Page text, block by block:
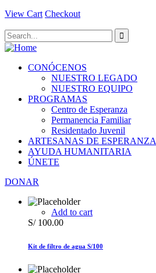
View Cart Checkout
CONÓCENOS
NUESTRO LEGADO
NUESTRO EQUIPO
PROGRAMAS
Centro de Esperanza
Permanencia Familiar
Residentado Juvenil
ARTESANAS DE ESPERANZA
AYUDA HUMANITARIA
ÚNETE
DONAR
Add to cart
S/100.00
Kit de filtro de agua S/100